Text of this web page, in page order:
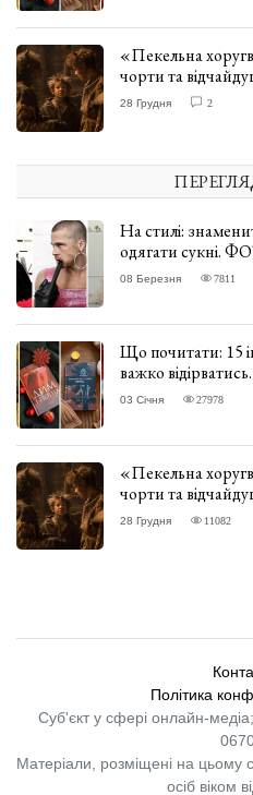
«Пекельна
чорти та
ВІДГУК
28 Грудня 2
На стилі:
одягати сукні.
08 Березня 7811
Що почитати: 15
важко
03 Січня 27978
«Пекельна
чорти та
ВІДГУК
28 Грудня 11082
Політика
Суб'єкт у сфері онлайн-
Матеріали, розміщені на цьому
осіб віком